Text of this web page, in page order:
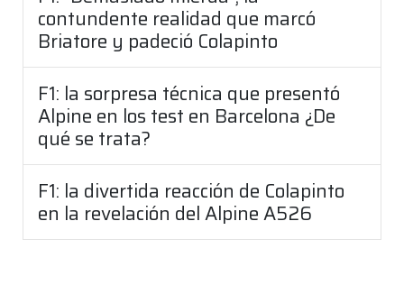
contundente realidad que marcó
Briatore y padeció Colapinto
F1: la sorpresa técnica que presentó
Alpine en los test en Barcelona ¿De
qué se trata?
F1: la divertida reacción de Colapinto
en la revelación del Alpine A526